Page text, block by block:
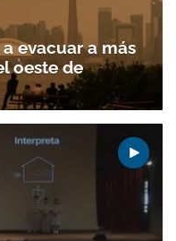
ACEPTAR
evacuar a más
oeste de